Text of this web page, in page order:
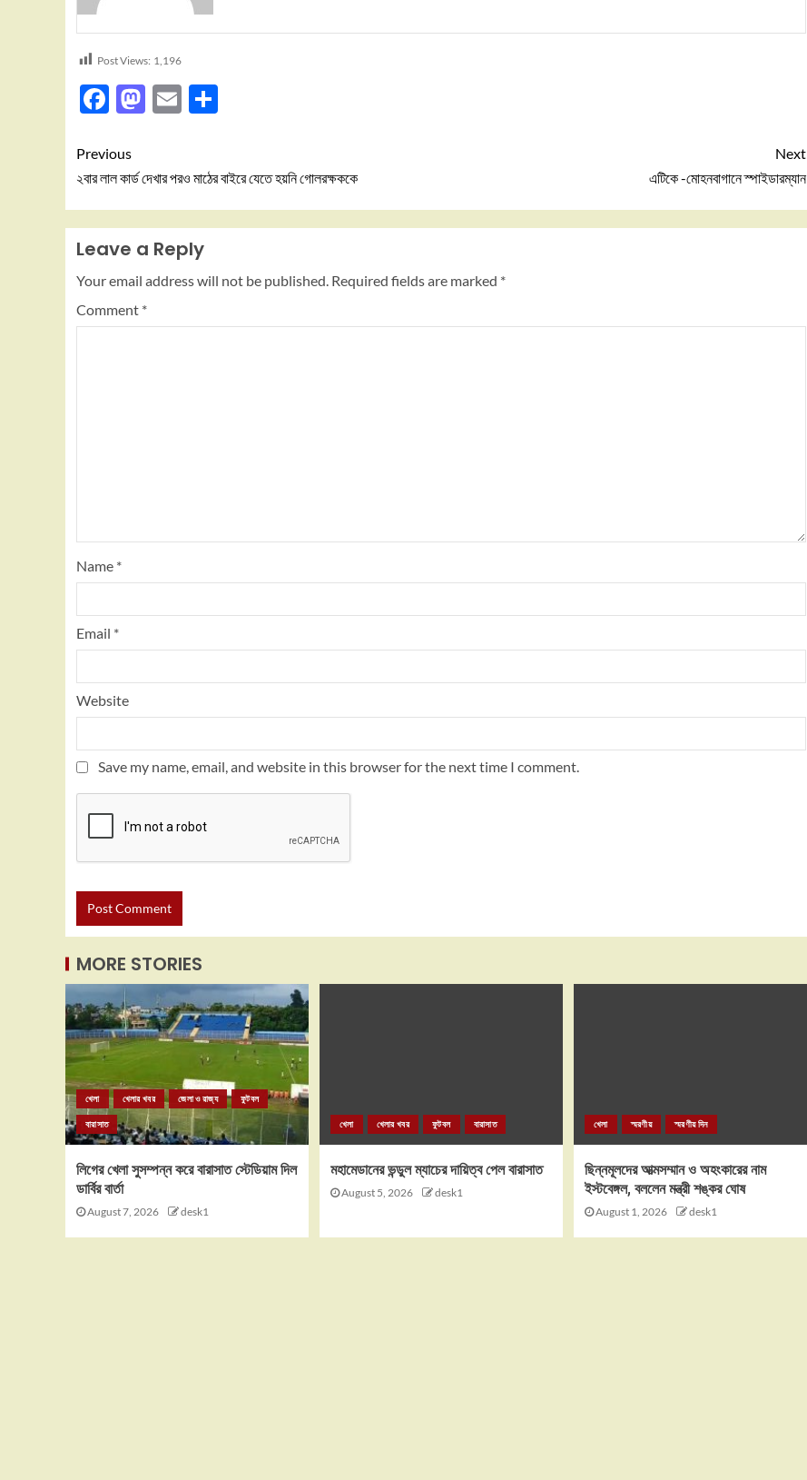
Post Views: 1,196
Facebook
Mastodon
Email
Previous
২বার লাল কার্ড দেখার পরও মাঠের বাইরে যেতে হয়নি গোলরক্ষককে
Next
এটিকে -মোহনবাগানে স্পাইডারম্যান
Leave a Reply
Your email address will not be published. Required fields are marked *
Comment *
Name *
Email *
Website
Save my name, email, and website in this browser for the next time I comment.
MORE STORIES
খেলা খেলার খবর জেলা ও রাজ্য ফুটবল
বারাসাত
লিগের খেলা সুসম্পন্ন করে বারাসাত স্টেডিয়াম দিল
ডার্বির বার্তা
August 7, 2026 desk1
খেলা খেলার খবর ফুটবল বারাসাত
মহামেডানের ভন্ডুল ম্যাচের দায়িত্ব পেল বারাসাত
August 5, 2026 desk1
খেলা স্মরণীয় স্মরণীয় দিন
ছিন্নমূলদের আত্মসম্মান ও অহংকারের নাম
ইস্টবেঙ্গল, বললেন মন্ত্রী শঙ্কর ঘোষ
August 1, 2026 desk1